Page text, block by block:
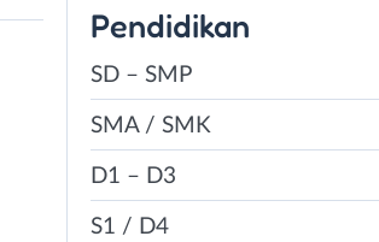
Pendidikan
SD – SMP
SMA / SMK
D1 – D3
S1 / D4